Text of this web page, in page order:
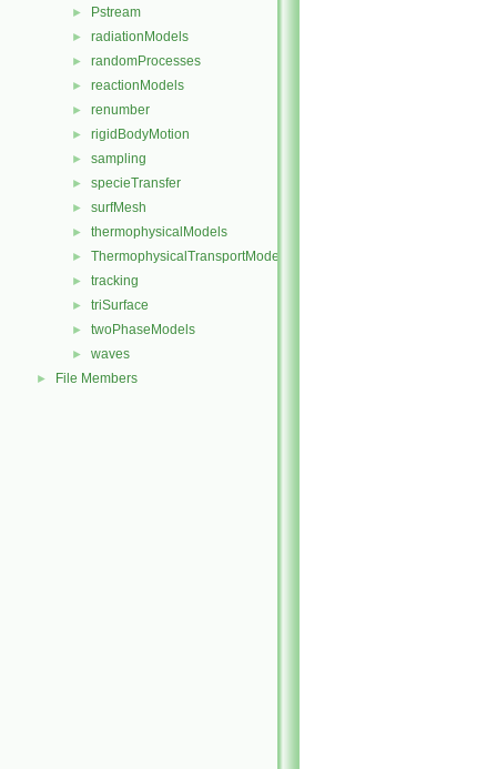
► Pstream
► radiationModels
► randomProcesses
► reactionModels
► renumber
► rigidBodyMotion
► sampling
► specieTransfer
► surfMesh
► thermophysicalModels
► ThermophysicalTransportModels
► tracking
► triSurface
► twoPhaseModels
► waves
► File Members